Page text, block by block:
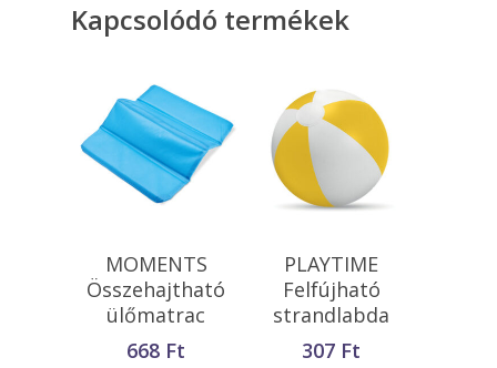
Kapcsolódó termékek
Opciók Választása
MOMENTS
Összehajtható
ülőmatrac
668 Ft
Opciók Választása
PLAYTIME
Felfújható
strandlabda
307 Ft